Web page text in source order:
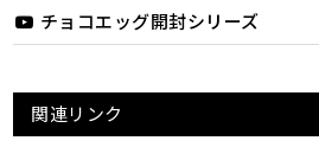
チョコエッグ開封シリーズ
関連リンク